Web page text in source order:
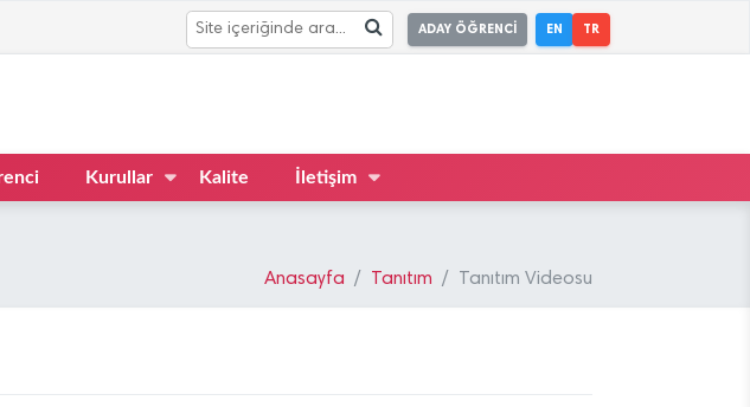
ADAY ÖĞRENCİ EN TR
Kurullar Kalite İletişim
Anasayfa Tanıtım Tanıtım Videosu